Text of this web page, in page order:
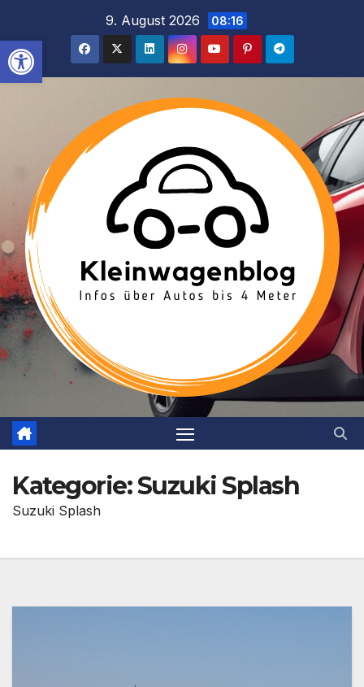
Werkzeugleiste öffnen
springen
9. August 2026 08:16
Kategorie:Suzuki Splash
Suzuki Splash